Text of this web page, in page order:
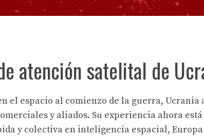
atención satelital de
el espacio al comienzo de la guerra,
y aliados. Su experiencia ahora
y colectiva en inteligencia espacial,